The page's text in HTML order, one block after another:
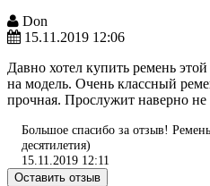
Don
15.11.2019 12:06
Давно хотел купить ремень
на модель. Очень классный
прочная. Прослужит наверно не
Большое спасибо за отзыв!
десятилетия)
15.11.2019 12:11
Оставить отзыв